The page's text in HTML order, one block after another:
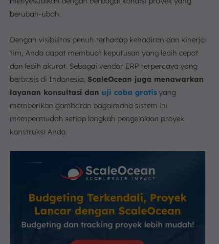
berubah-ubah.
Dengan visibilitas penuh terhadap kehadiran dan kinerja
tim, Anda dapat membuat keputusan yang lebih cepat
dan lebih akurat. Sebagai vendor ERP terpercaya yang
berbasis di Indonesia, ScaleOcean juga menawarkan
layanan konsultasi dan uji coba gratis yang
memberikan gambaran bagaimana sistem ini
mempermudah setiap langkah pengelolaan proyek
konstruksi Anda.